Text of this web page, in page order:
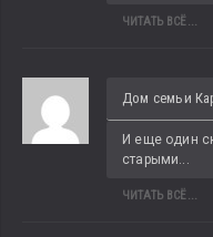
ЧИТАТЬ ВСЁ...
Дом семьи
И еще один
старыми...
ЧИТАТЬ ВСЁ...